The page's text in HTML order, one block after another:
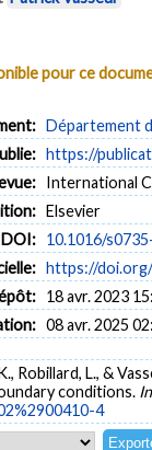
pour ce
Département
https://
International
Elsevier
DOI: 10.1016/
https://
18 avr. 2023
08 avr. 2025
Robillard, L., &
conditions.
4